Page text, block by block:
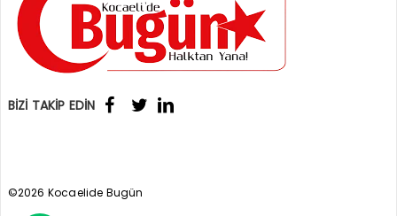
BİZİ TAKİP EDİN
©2026 Kocaelide Bugün